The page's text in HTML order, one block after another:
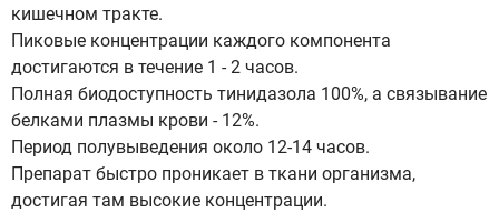
кишечном тракте.
Пиковые концентрации каждого компонента
достигаются в течение 1 - 2 часов.
Полная биодоступность тинидазола 100%, а связывание
белками плазмы крови - 12%.
Период полувыведения около 12-14 часов.
Препарат быстро проникает в ткани организма,
достигая там высокие концентрации.